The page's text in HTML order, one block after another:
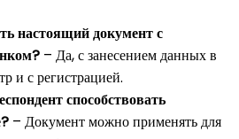
настоящий документ с
– Да, с занесением данных в
и с регистрацией.
способствовать
– Документ можно применять для